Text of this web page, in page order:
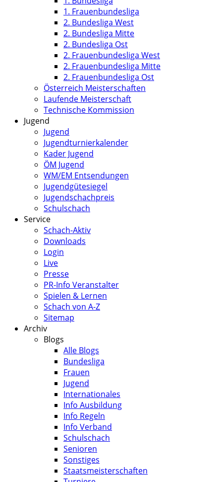
1. Frauenbundesliga
2. Bundesliga West
2. Bundesliga Mitte
2. Bundesliga Ost
2. Frauenbundesliga West
2. Frauenbundesliga Mitte
2. Frauenbundesliga Ost
Österreich Meisterschaften
Laufende Meisterschaft
Technische Kommission
Jugend
Jugend
Jugendturnierkalender
Kader Jugend
ÖM Jugend
WM/EM Entsendungen
Jugendgütesiegel
Jugendschachpreis
Schulschach
Service
Schach-Aktiv
Downloads
Login
Live
Presse
PR-Info Veranstalter
Spielen & Lernen
Schach von A-Z
Sitemap
Archiv
Blogs
Alle Blogs
Bundesliga
Frauen
Jugend
Internationales
Info Ausbildung
Info Regeln
Info Verband
Schulschach
Senioren
Sonstiges
Staatsmeisterschaften